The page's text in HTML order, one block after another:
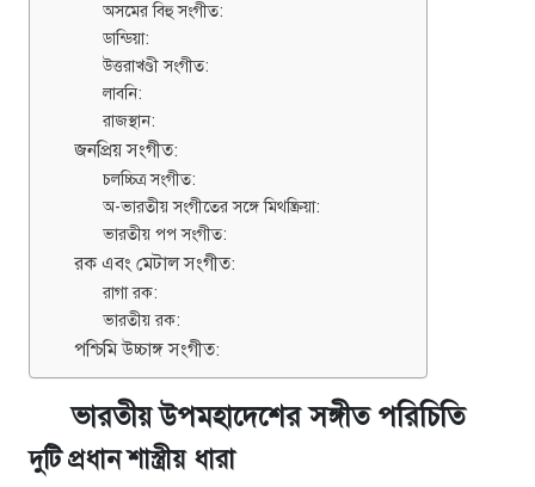
অসমের বিহু সংগীত:
ডান্ডিয়া:
উত্তরাখণ্ডী সংগীত:
লাবনি:
রাজস্থান:
জনপ্রিয় সংগীত:
চলচ্চিত্র সংগীত:
অ-ভারতীয় সংগীতের সঙ্গে মিথষ্ক্রিয়া:
ভারতীয় পপ সংগীত:
রক এবং মেটাল সংগীত:
রাগা রক:
ভারতীয় রক:
পশ্চিমি উচ্চাঙ্গ সংগীত:
ভারতীয় উপমহাদেশের সঙ্গীত পরিচিতি
দুটি প্রধান শাস্ত্রীয় ধারা